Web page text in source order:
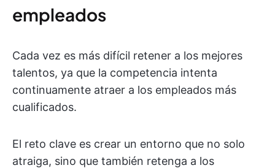
empleados
Cada vez es más difícil retener a los mejores
talentos, ya que la competencia intenta
continuamente atraer a los empleados más
cualificados.
El reto clave es crear un entorno que no solo
atraiga, sino que también retenga a los